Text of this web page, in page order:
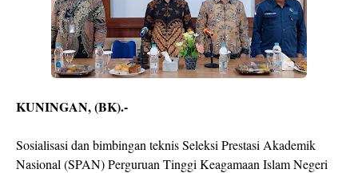
KUNINGAN, (BK).-
Sosialisasi dan bimbingan teknis Seleksi Prestasi Akademik
Nasional (SPAN) Perguruan Tinggi Keagamaan Islam Negeri